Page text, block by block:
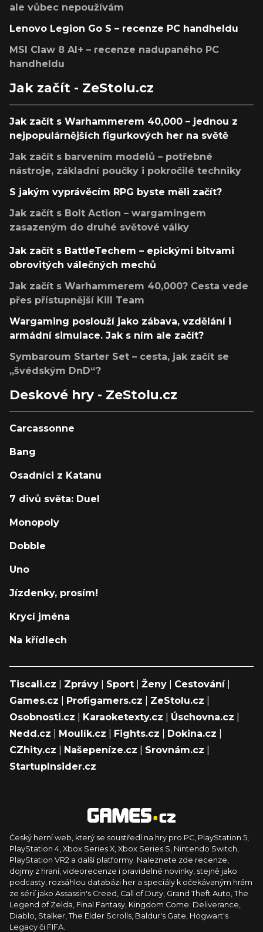
ale vůbec nepoužívám
Lenovo Legion Go S – recenze PC handheldu
MSI Claw 8 AI+ – recenze nadupaného PC
handheldu
Jak začít - ZeStolu.cz
Jak začít s Warhammerem 40,000 – jednou z
nejpopulárnějších figurkových her na světě
Jak začít s barvením modelů – potřebné
nástroje, základní poučky i pokročilé techniky
S jakým vyprávěcím RPG byste měli začít?
Jak začít s Bolt Action – wargamingem
zasazeným do druhé světové války
Jak začít s BattleTechem – epickými bitvami
obrovitých válečných mechů
Jak začít s Warhammerem 40,000? Cesta vede
přes přístupnější Kill Team
Wargaming poslouží jako zábava, vzdělání i
armádní simulace. Jak s ním ale začít?
Symbaroum Starter Set – cesta, jak začít se
„švédským DnD“?
Deskové hry - ZeStolu.cz
Carcassonne
Bang
Osadníci z Katanu
7 divů světa: Duel
Monopoly
Dobble
Uno
Jízdenky, prosím!
Krycí jména
Na křídlech
Tiscali.cz Zprávy Sport Ženy Cestování|
Games.cz
Profigamers.cz ZeStolu.cz
Osobnosti.cz
Karaoketexty.cz Úschovna.cz
Nedd.cz
Moulík.cz Fights.cz Dokina.cz
CZhity.cz
Našepeníze.cz Srovnám.cz
StartupInsider.cz
Český herní web, který se soustředí na hry pro PC, PlayStation 5,
PlayStation 4, Xbox Series X, Xbox Series S, Nintendo Switch,
PlayStation VR2 a další platformy. Naleznete zde recenze,
dojmy z hraní, videorecenze i pravidelné novinky, stejně jako
podcasty, rozsáhlou databázi her a speciály k očekávaným hrám
ze sérií jako Assassin's Creed, Call of Duty, Grand Theft Auto, The
Legend of Zelda, Final Fantasy, Kingdom Come: Deliverance,
Diablo, Stalker, The Elder Scrolls, Baldur's Gate, Hogwart's
Legacy či FIFA.